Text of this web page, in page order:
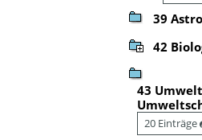
39
42
43
20 Einträge